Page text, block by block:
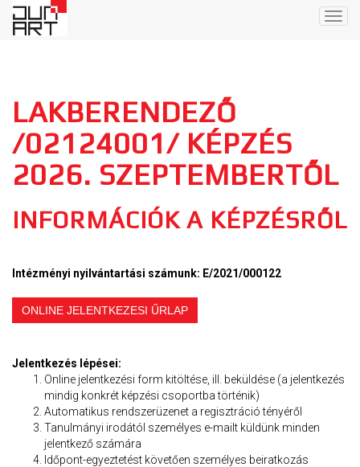
LAKBERENDEZŐ
/02124001/ KÉPZÉS
2026. SZEPTEMBERTŐL
INFORMÁCIÓK A KÉPZÉSRŐL
Intézményi nyilvántartási számunk: E/2021/000122
ONLINE JELENTKEZESI ŰRLAP
Jelentkezés lépései:
Online jelentkezési form kitöltése, ill. beküldése (a jelentkezés
mindig konkrét képzési csoportba történik)
Automatikus rendszerüzenet a regisztráció tényéről
Tanulmányi irodától személyes e-mailt küldünk minden
jelentkező számára
Időpont-egyeztetést követően személyes beiratkozás